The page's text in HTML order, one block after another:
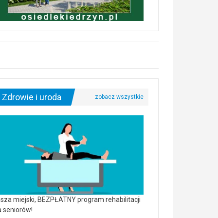
Zdrowie i uroda
miejski, BEZPŁATNY program rehabilitacji
seniorów!